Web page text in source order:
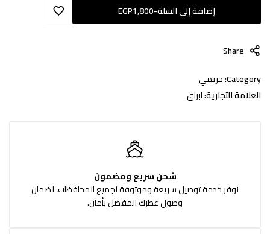
إضافة إلى السلة-
EGP1,800
Share
Category: حريمي
العلامة التجارية:ابراق
شحن سريع ومضمون
نوفر خدمة توصيل سريعة وموثوقة لجميع المحافظات، لضمان
وصول عطرك المفضل بأمان.